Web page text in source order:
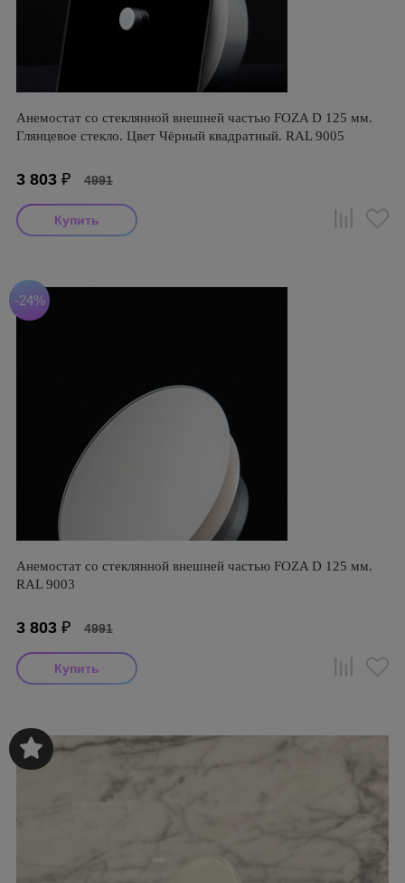
Анемостат со стеклянной внешней частью FOZA D 125 мм.
Глянцевое стекло. Цвет Чёрный квадратный. RAL 9005
3 803 ₽ 4991
-24%
Анемостат со стеклянной внешней частью FOZA D 125 мм.
RAL 9003
3 803 ₽ 4991